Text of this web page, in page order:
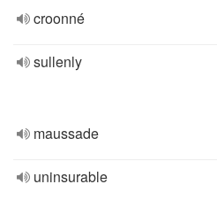
croonné
sullenly
maussade
uninsurable